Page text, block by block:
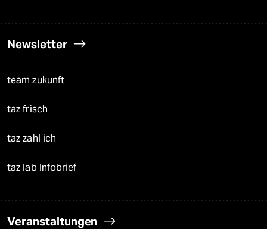
Newsletter
team zukunft
taz frisch
taz zahl ich
taz lab Infobrief
Veranstaltungen